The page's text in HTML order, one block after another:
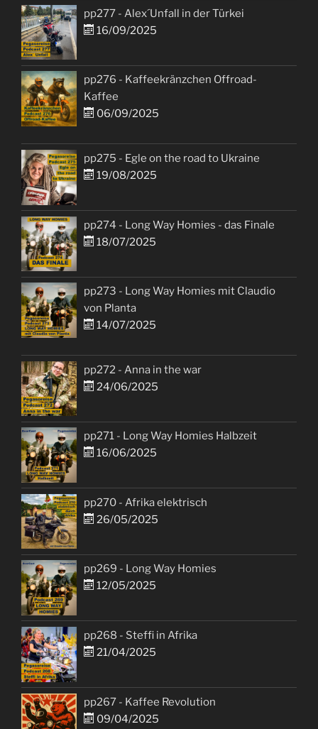
pp277 - Alex´Unfall in der Türkei
16/09/2025
pp276 - Kaffeekränzchen Offroad-
Kaffee
06/09/2025
pp275 - Egle on the road to Ukraine
19/08/2025
pp274 - Long Way Homies - das Finale
18/07/2025
pp273 - Long Way Homies mit Claudio
von Planta
14/07/2025
pp272 - Anna in the war
24/06/2025
pp271 - Long Way Homies Halbzeit
16/06/2025
pp270 - Afrika elektrisch
26/05/2025
pp269 - Long Way Homies
12/05/2025
pp268 - Steffi in Afrika
21/04/2025
pp267 - Kaffee Revolution
09/04/2025